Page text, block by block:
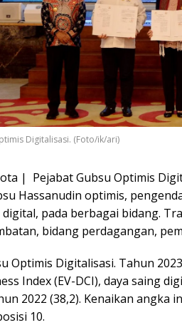
Digitalisasi. (Foto/ik/ari)
| Pejabat Gubsu Optimis
Hassanudin optimis,
pada berbagai bidang.
bidang perdagangan,
Optimis Digitalisasi. Tahun
Index (EV-DCI), daya saing
2022 (38,2). Kenaikan angka
10.